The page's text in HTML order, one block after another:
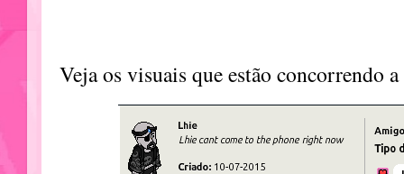
Veja os visuais que estão concorrendo